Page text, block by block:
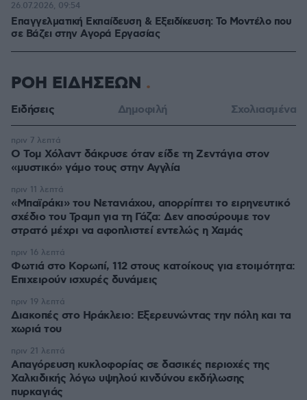
Επαγγελματική Εκπαίδευση & Εξειδίκευση: Το Mοντέλο που
σε Bάζει στην Aγορά Eργασίας
26.07.2026, 09:54
ΡΟΗ ΕΙΔΗΣΕΩΝ
Ειδήσεις Δημοφιλή Σχολιασμένα
Ο Τομ Χόλαντ δάκρυσε όταν είδε τη Ζεντάγια στον
«μυστικό» γάμο τους στην Αγγλία
πριν 7 λεπτά
«Μπαϊράκι» του Νετανιάχου, απορρίπτει το ειρηνευτικό
σχέδιο του Τραμπ για τη Γάζα: Δεν αποσύρουμε τον
στρατό μέχρι να αφοπλιστεί εντελώς η Χαμάς
πριν 11 λεπτά
Φωτιά στο Κορωπί, 112 στους κατοίκους για ετοιμότητα:
Επιχειρούν ισχυρές δυνάμεις
πριν 16 λεπτά
Διακοπές στο Ηράκλειο: Εξερευνώντας την πόλη και τα
χωριά του
πριν 19 λεπτά
Απαγόρευση κυκλοφορίας σε δασικές περιοχές της
Χαλκιδικής λόγω υψηλού κινδύνου εκδήλωσης
πυρκαγιάς
πριν 21 λεπτά